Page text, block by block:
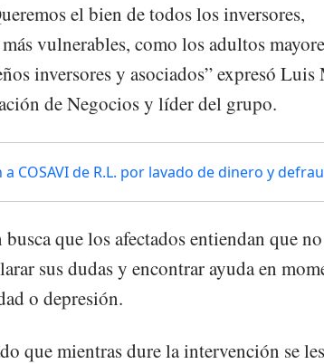
el bien de todos los inversores,
vulnerables, como los adultos
inversores y asociados” expresó Luis
de Negocios y líder del grupo.
COSAVI de R.L. por lavado de dinero y
que los afectados entiendan que no
sus dudas y encontrar ayuda en
o depresión.
que mientras dure la intervención se